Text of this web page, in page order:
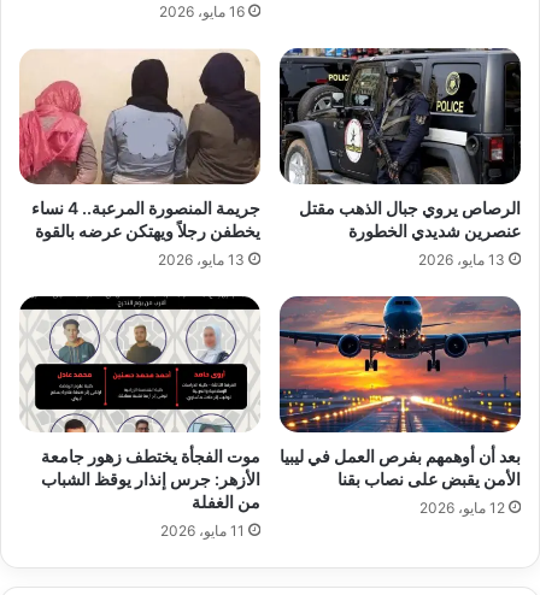
16 مايو، 2026
الرصاص يروي جبال الذهب مقتل
عنصرين شديدي الخطورة
13 مايو، 2026
جريمة المنصورة المرعبة.. 4 نساء
يخطفن رجلاً ويهتكن عرضه بالقوة
13 مايو، 2026
بعد أن أوهمهم بفرص العمل في ليبيا
الأمن يقبض على نصاب بقنا
12 مايو، 2026
موت الفجأة يختطف زهور جامعة
الأزهر: جرس إنذار يوقظ الشباب
من الغفلة
11 مايو، 2026